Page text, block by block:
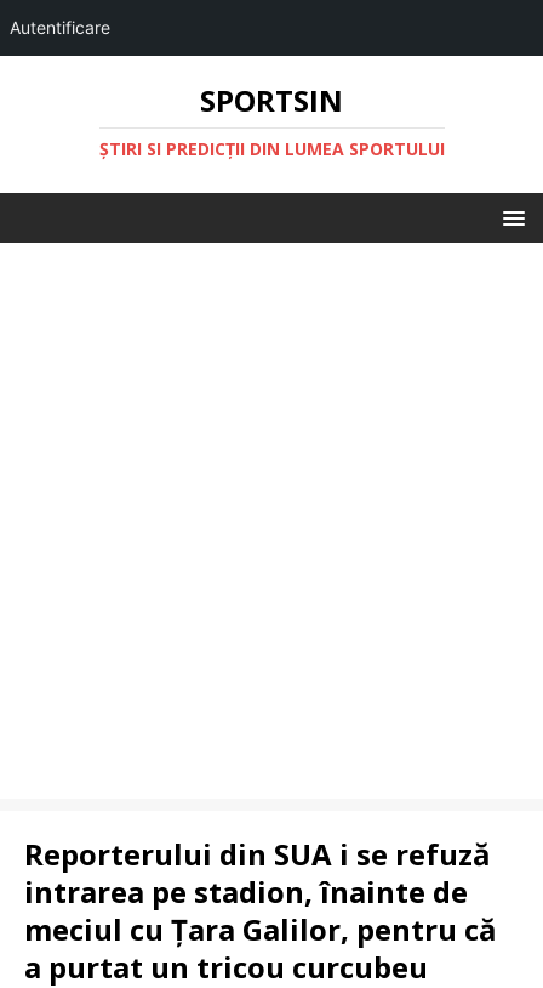
Autentificare
SPORTSIN
ŞTIRI SI PREDICŢII DIN LUMEA SPORTULUI
Reporterului din SUA i se refuză
intrarea pe stadion, înainte de
meciul cu Țara Galilor, pentru că
a purtat un tricou curcubeu